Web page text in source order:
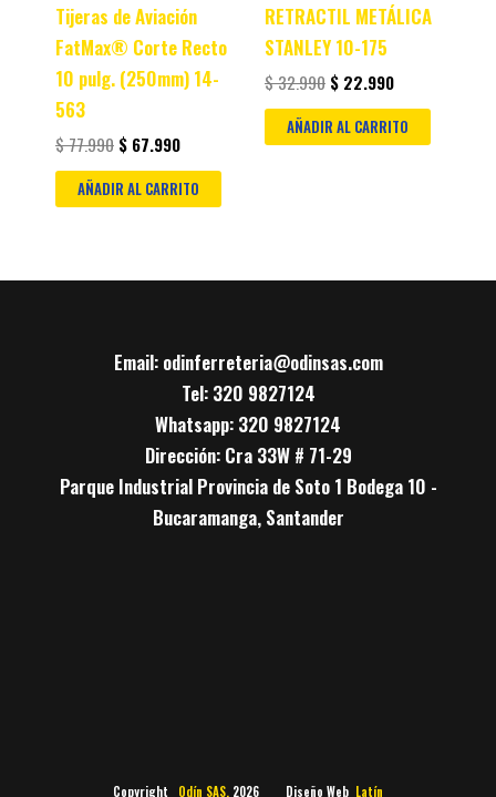
Tijeras de Aviación
FatMax® Corte Recto
10 pulg. (250mm) 14-
563
$77.990 $ 67.990
AÑADIR AL CARRITO
RETRACTIL METÁLICA
STANLEY 10-175
$32.990 $ 22.990
AÑADIR AL CARRITO
Email: odinferreteria@odinsas.com
Tel: 320 9827124
Whatsapp: 320 9827124
Dirección: Cra 33W # 71-29
Parque Industrial Provincia de Soto 1 Bodega 10 -
Bucaramanga, Santander
Copyright Odín SAS. 2026 Diseño Web Latín